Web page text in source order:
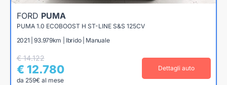
FORD PUMA
PUMA 1.0 ECOBOOST H ST-LINE S&S 125CV
2021 | 93.979km | Ibrido | Manuale
€ 14.122
€ 12.780
da 259€ al mese
Dettagli auto